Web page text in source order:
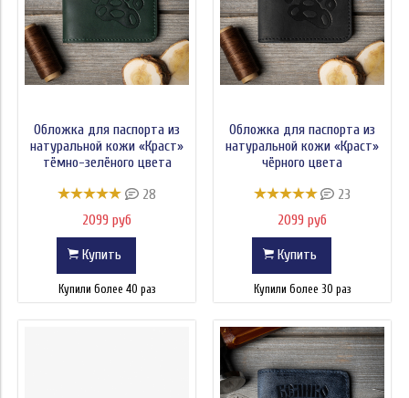
Обложка для паспорта из
натуральной кожи «Краст»
тёмно-зелёного цвета
28
2099 руб
Купить
Купили более 40 раз
Обложка для паспорта из
натуральной кожи «Краст»
чёрного цвета
23
2099 руб
Купить
Купили более 30 раз